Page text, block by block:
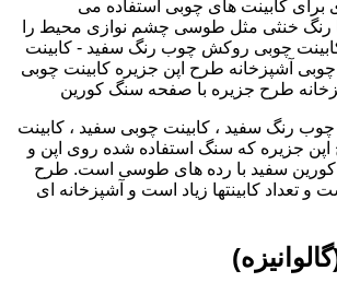
برای کابینت های چوبی استفاده می
رنگ خنثی مثل طوسی چشم نوازی محیط را
چوبی روکش چوب رنگ سفید - کابینت
آشپزخانه طرح اپن جزیره کابینت چوبی
طرح جزیره با صفحه سنگ کورین
رنگ سفید ، کابینت چوبی سفید ، کابینت
جزیره که سنگ استفاده شده روی اپن و
کورین سفید با رده های طوسی است. طرح
و تعداد کابینتها زیاد است و آشپزخانه ای